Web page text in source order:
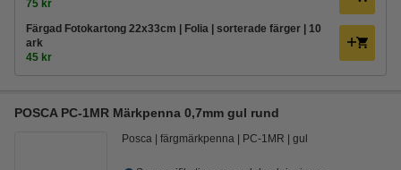
75 kr
Färgad Fotokartong 22x33cm | Folia | sorterade färger | 10
ark
45 kr
POSCA PC-1MR Märkpenna 0,7mm gul rund
Posca färgmärkpenna PC-1MR gul